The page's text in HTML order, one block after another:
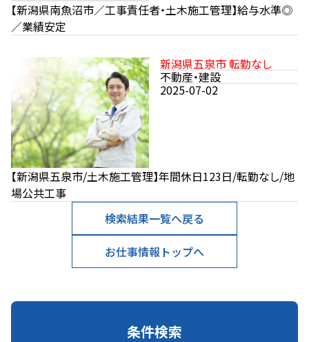
条件検索
【新潟県南魚沼市／工事責任者・土木施工管理】給与水準◎
／業績安定
新潟県五泉市 転勤なし
不動産・建設
2025-07-02
【新潟県五泉市/土木施工管理】年間休日123日/転勤なし/地
場公共工事
検索結果一覧へ戻る
お仕事情報トップへ